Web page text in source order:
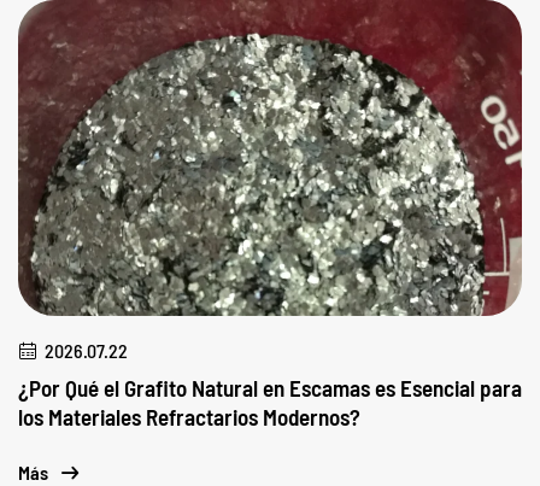
2026.07.22
¿Por Qué el Grafito Natural en Escamas es Esencial para
los Materiales Refractarios Modernos?
Más